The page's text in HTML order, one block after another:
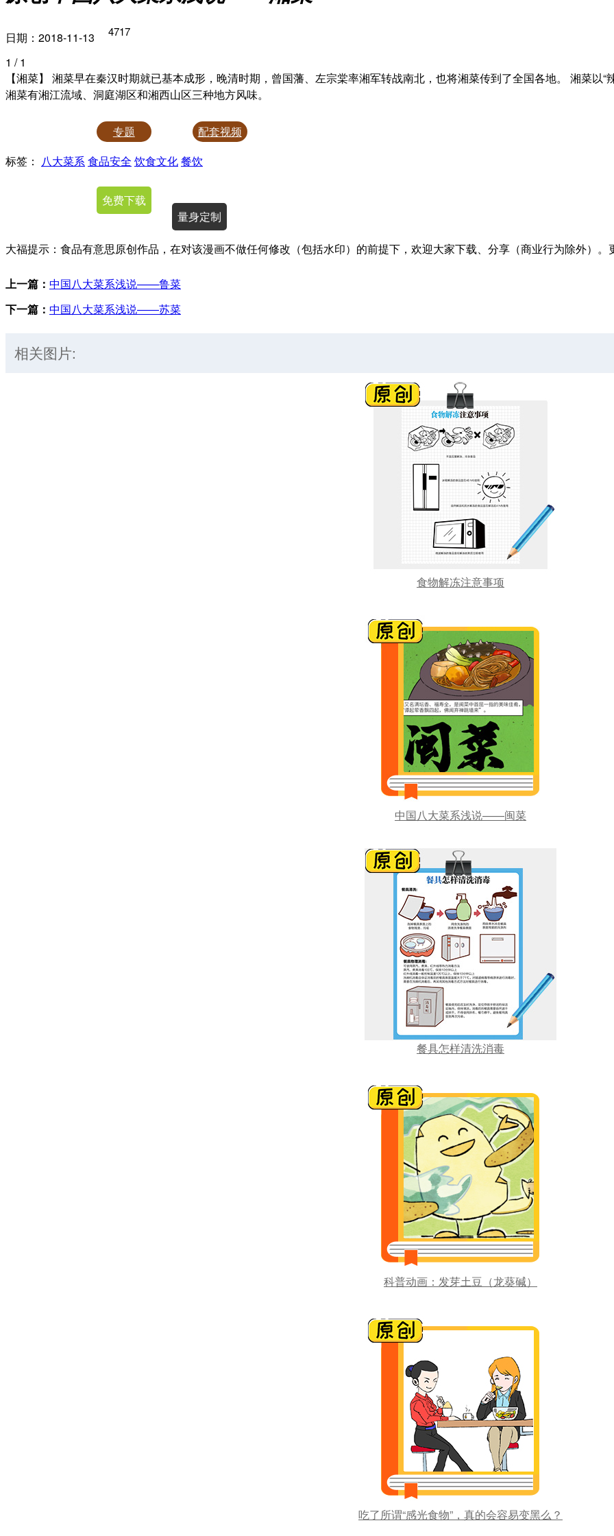
日期：2018-11-13 4717
1 / 1
【湘菜】 湘菜早在秦汉时期就已基本成形，晚清时期，曾国藩、左宗棠率湘军转战南北，也将湘菜传到了全国各地。 湘菜以
湘菜有湘江流域、洞庭湖区和湘西山区三种地方风味。
专题
配套视频
标签： 八大菜系食品安全 饮食文化餐饮
免费下载
量身定制
大福提示：食品有意思原创作品，在对该漫画不做任何修改（包括水印）的前提下，欢迎大家下载、分享（商业行为除外）
上一篇： 中国八大菜系浅说——鲁菜
下一篇： 中国八大菜系浅说——苏菜
相关图片:
食物解冻注意事项
中国八大菜系浅说——闽菜
餐具怎样清洗消毒
科普动画：发芽土豆（龙葵碱）
吃了所谓“感光食物”，真的会容易变黑么？